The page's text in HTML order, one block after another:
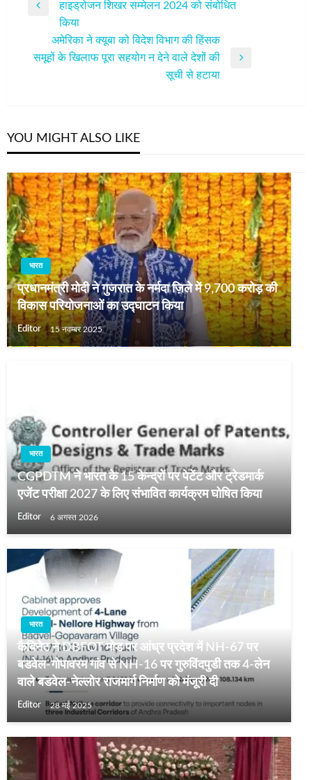
नेविगेशन
Previous
हाइड्रोजन शिखर सम्मेलन 2024 को संबोधित
किया
Next
अमेरिका ने क्यूबा को विदेश विभाग की हिंसक
समूहों के खिलाफ पूरा सहयोग न देने वाले देशों की
सूची से हटाया
YOU MIGHT ALSO LIKE
भारत
प्रधानमंत्री मोदी ने गुजरात के नर्मदा ज़िले में 9,700 करोड़ की
विकास परियोजनाओं का उद्घाटन किया
Editor 15 नवम्बर 2025
भारत
CGPDTM ने भारत के 15 केन्द्रों पर पेटेंट और ट्रेडमार्क
एजेंट परीक्षा 2027 के लिए संभावित कार्यक्रम घोषित किया
Editor 6 अगस्त 2026
भारत
कैबिनेट ने DBFOT मोड पर आंध्र प्रदेश में NH-67 पर
बडवेल-गोपावरम गांव से NH-16 पर गुरुविंदपुडी तक 4-लेन
वाले बडवेल-नेल्लोर राजमार्ग निर्माण को मंजूरी दी
Editor 28 मई 2025